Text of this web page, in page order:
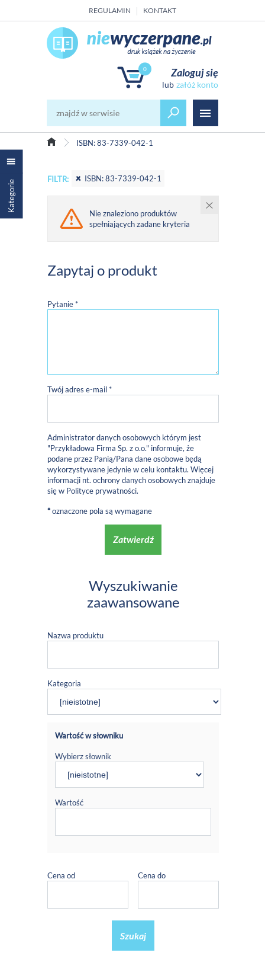
REGULAMIN KONTAKT
0 Zaloguj się
załóż konto
ISBN: 83-7339-042-1
Kategorie FILTR: ISBN: 83-7339-042-1
Nie znaleziono produktów
spełniających zadane kryteria
Zapytaj o produkt
Pytanie *
Twój adres e-mail *
Administrator danych osobowych którym jest
"Przykładowa Firma Sp. z o.o." informuje, że
podane przez Panią/Pana dane osobowe będą
wykorzystywane jedynie w celu kontaktu. Więcej
informacji nt. ochrony danych osobowych znajduje
się w Polityce prywatności.
*oznaczone pola są wymagane
Zatwierdź
Wyszukiwanie
zaawansowane
Nazwa produktu
Kategoria
Wartość w słowniku
Wybierz słownik
Wartość
Cena od Cena do
Szukaj